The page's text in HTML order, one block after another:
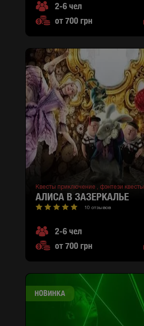
2-6 чел
от 700 грн
Квесты приключение , фэнтези квесты
АЛИСА В ЗАЗЕРКАЛЬЕ
10 отзывов
2-6 чел
от 700 грн
НОВИНКА